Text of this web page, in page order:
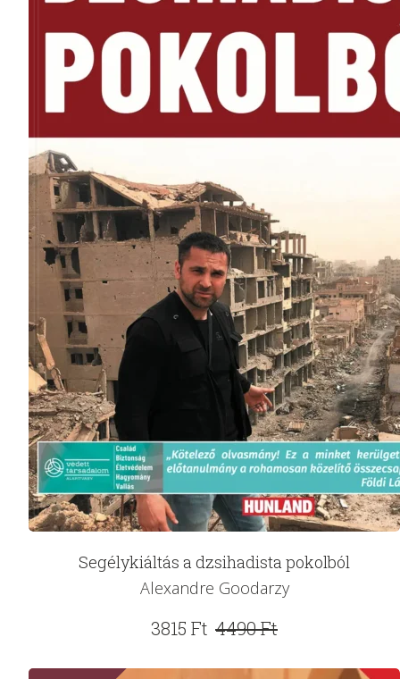
Segélykiáltás a dzsihadista pokolból
Alexandre Goodarzy
4490Ft
Original
3815 Ft
Current